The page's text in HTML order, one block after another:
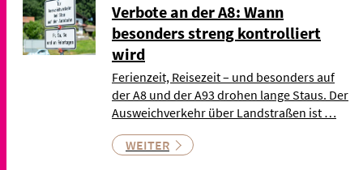
Verbote an der A8: Wann
besonders streng kontrolliert
wird
Ferienzeit, Reisezeit – und besonders auf
der A8 und der A93 drohen lange Staus. Der
Ausweichverkehr über Landstraßen ist …
WEITER